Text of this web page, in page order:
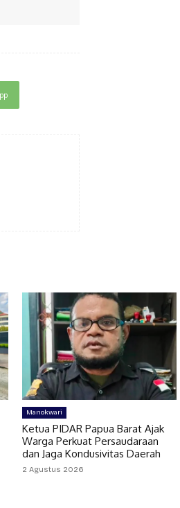
Manokwari
Ketua PIDAR Papua Barat Ajak
Warga Perkuat Persaudaraan
dan Jaga Kondusivitas Daerah
2 Agustus 2026